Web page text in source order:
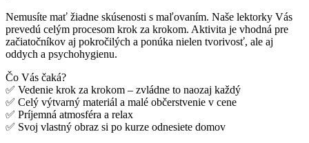
Nemusíte mať žiadne skúsenosti s maľovaním. Naše lektorky Vás
prevedú celým procesom krok za krokom. Aktivita je vhodná pre
začiatočníkov aj pokročilých a ponúka nielen tvorivosť, ale aj
oddych a psychohygienu.
Čo Vás čaká?
✅ Vedenie krok za krokom – zvládne to naozaj každý
✅ Celý výtvarný materiál a malé občerstvenie v cene
✅ Príjemná atmosféra a relax
✅ Svoj vlastný obraz si po kurze odnesiete domov